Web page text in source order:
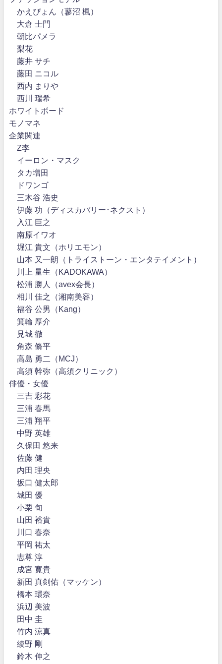
かえぴょん（蓼沼 楓）
大倉 士門
朝比パメラ
梨花
藤井 サチ
藤田 ニコル
西内 まりや
西川 瑞希
ホワイトボード
モノマネ
企業関連
Z李
イーロン・マスク
タカ増田
ドワンゴ
三木谷 浩史
伊藤 功（ディスカバリー･ネクスト）
入江 巨之
南原イワオ
堀江 貴文（ホリエモン）
山本 又一朗（トライストーン・エンタテイメント）
川上 量生（KADOKAWA）
松浦 勝人（avex会長）
相川 佳之（湘南美容）
福谷 公男（Kang）
箕輪 厚介
見城 徹
角森 脩平
高島 勇二（MCJ）
高須 幹弥（高須クリニック）
俳優・女優
三吉 彩花
三浦 春馬
三浦 翔平
中野 英雄
久保田 悠来
佐藤 健
内田 理央
坂口 健太郎
城田 優
小栗 旬
山田 裕貴
川口 春奈
平岡 祐太
志尊 淳
成宮 寛貴
新田 真剣佑（マッケン）
橋本 環奈
浜辺 美波
田中 圭
竹内 涼真
綾野 剛
鈴木 伸之